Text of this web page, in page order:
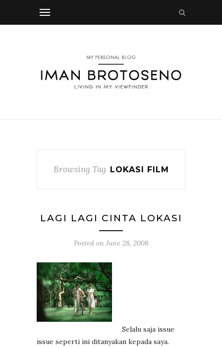
Browsing Tag LOKASI FILM
LAGI LAGI CINTA LOKASI
Posted on June 28, 2008
Selalu saja issue
issue seperti ini ditanyakan kepada saya.